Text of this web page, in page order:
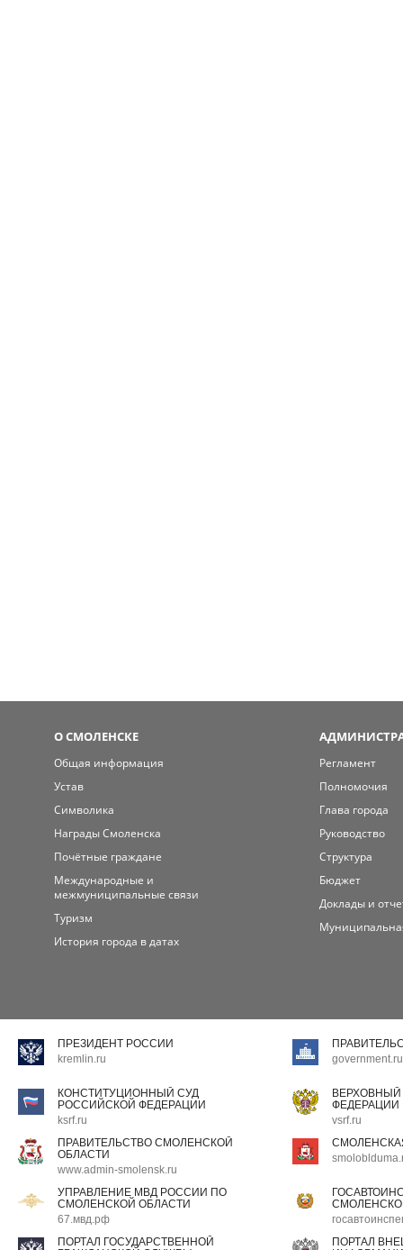
О СМОЛЕНСКЕ
Общая информация
Устав
Символика
Награды Смоленска
Почётные граждане
Международные и
межмуниципальные связи
Туризм
История города в датах
Регламент
Полномочия
Глава города
Руководство
Структура
Бюджет
Доклады и
ПРЕЗИДЕНТ РОССИИ
kremlin.ru
government.ru
КОНСТИТУЦИОННЫЙ СУД
РОССИЙСКОЙ ФЕДЕРАЦИИ
ksrf.ru
ФЕДЕРАЦИИ
vsrf.ru
ПРАВИТЕЛЬСТВО СМОЛЕНСКОЙ
ОБЛАСТИ
www.admin-smolensk.ru
УПРАВЛЕНИЕ МВД РОССИИ ПО
СМОЛЕНСКОЙ ОБЛАСТИ
67.мвд.рф
ПОРТАЛ ГОСУДАРСТВЕННОЙ
ПОРТАЛ